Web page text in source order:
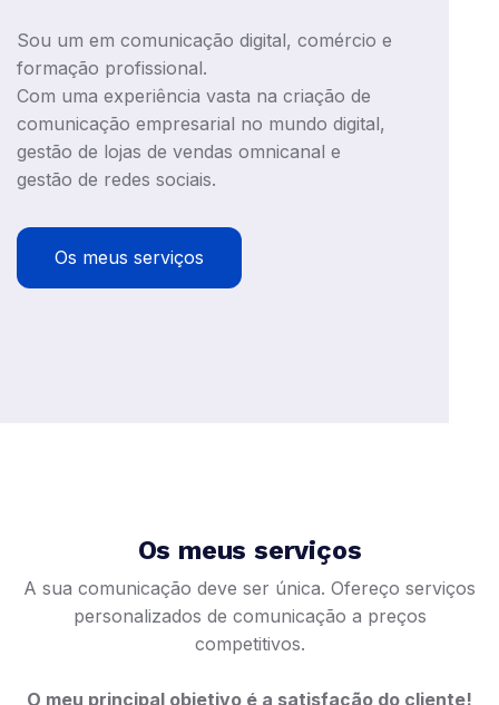
Sou um em comunicação digital, comércio e
formação profissional.
Com uma experiência vasta na criação de
comunicação empresarial no mundo digital,
gestão de lojas de vendas omnicanal e
gestão de redes sociais.
Os meus serviços
Os meus serviços
A sua comunicação deve ser única. Ofereço serviços
personalizados de comunicação a preços
competitivos.
O meu principal objetivo é a satisfação do cliente!